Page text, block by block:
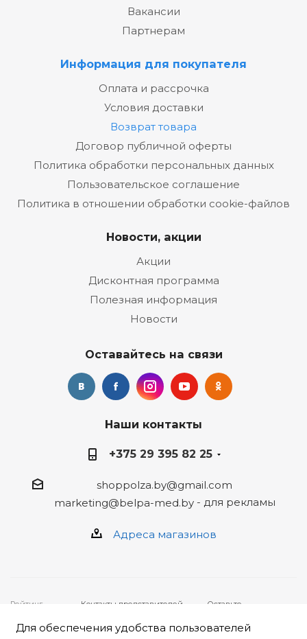
Вакансии
Партнерам
Информация для покупателя
Оплата и рассрочка
Условия доставки
Возврат товара
Договор публичной оферты
Политика обработки персональных данных
Пользовательское соглашение
Политика в отношении обработки cookie-файлов
Новости, акции
Акции
Дисконтная программа
Полезная информация
Новости
Оставайтесь на связи
Наши контакты
+375 29 395 82 25
shoppolza.by@gmail.com
marketing@belpa-med.by- для рекламы
Адреса магазинов
Рейтинг
основе
отзывов
клиентов
Контакты представителей,
обращения покупателей о
нарушении их прав:
Оставьте
обращение,
заполнив
Для обеспечения удобства пользователей